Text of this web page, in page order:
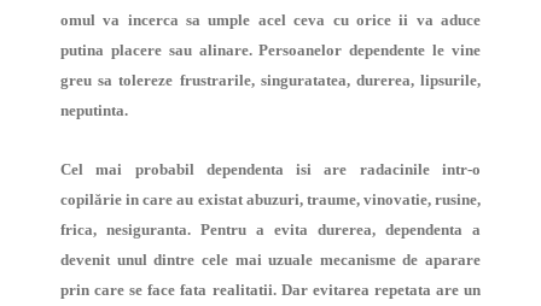
omul va incerca sa umple acel ceva cu orice ii va aduce
putina placere sau alinare. Persoanelor dependente le vine
greu sa tolereze frustrarile, singuratatea, durerea, lipsurile,
neputinta.
Cel mai probabil dependenta isi are radacinile intr-o
copilărie in care au existat abuzuri, traume, vinovatie, rusine,
frica, nesiguranta. Pentru a evita durerea, dependenta a
devenit unul dintre cele mai uzuale mecanisme de aparare
prin care se face fata realitatii. Dar evitarea repetata are un